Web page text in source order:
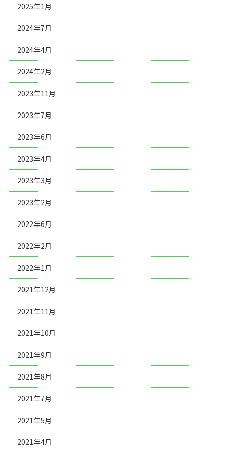
2025年1月
2024年7月
2024年4月
2024年2月
2023年11月
2023年7月
2023年6月
2023年4月
2023年3月
2023年2月
2022年6月
2022年2月
2022年1月
2021年12月
2021年11月
2021年10月
2021年9月
2021年8月
2021年7月
2021年5月
2021年4月